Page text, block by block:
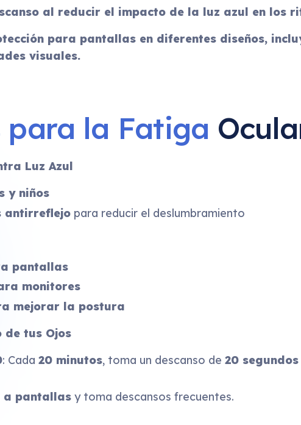
al reducir el impacto de la luz azul en los
para pantallas en diferentes diseños,
visuales.
para la Fatiga
Luz Azul
y niños
antirreflejo para reducir el deslumbramiento
pantallas
monitores
mejorar la postura
de tus Ojos
: Cada 20 minutos, toma un descanso de 20 segundos
a pantallas y toma descansos frecuentes.